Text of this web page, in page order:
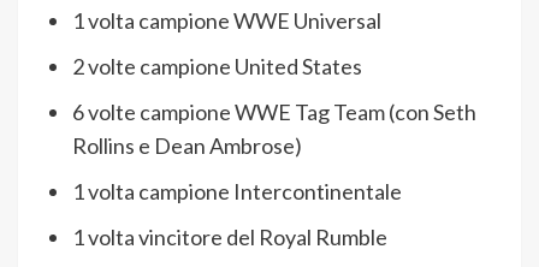
1 volta campione WWE Universal
2 volte campione United States
6 volte campione WWE Tag Team (con Seth
Rollins e Dean Ambrose)
1 volta campione Intercontinentale
1 volta vincitore del Royal Rumble